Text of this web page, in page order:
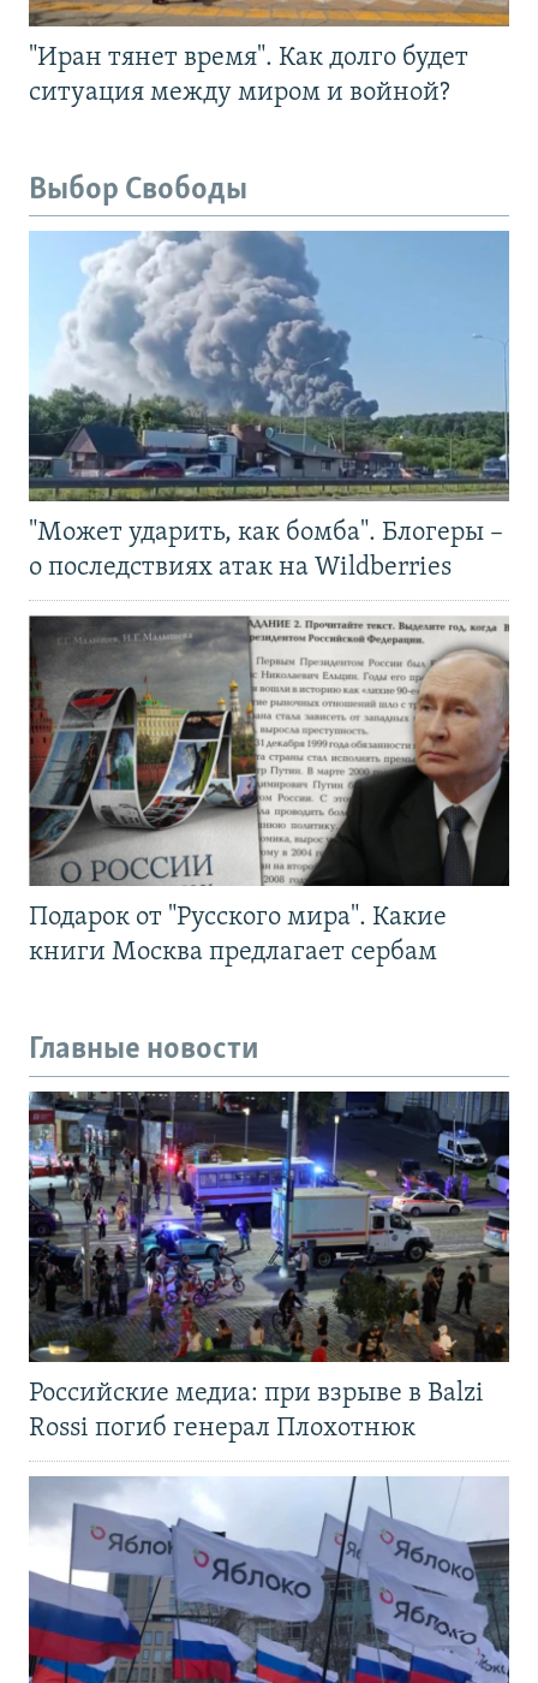
"Иран тянет время". Как долго будет
ситуация между миром и войной?
Выбор Свободы
"Может ударить, как бомба". Блогеры –
о последствиях атак на Wildberries
Подарок от "Русского мира". Какие
книги Москва предлагает сербам
Главные новости
Российские медиа: при взрыве в Balzi
Rossi погиб генерал Плохотнюк